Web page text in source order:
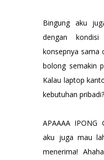
Bingung aku
dengan
konsepnya sama
bolong semakin
Kalau laptop
kebutuhan
APAAAA IPONG
aku juga mau
menerima!